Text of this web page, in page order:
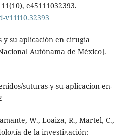
e45111032393.
v11i10.32393
y su aplicaciòn en cirugìa
Autónama de México].
suturas-y-su-aplicacion-en-
W., Loaiza, R., Martel, C.,
de la investigación: